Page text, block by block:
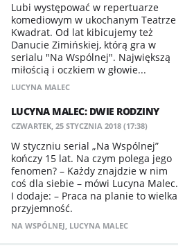
Lubi występować w repertuarze
komediowym w ukochanym Teatrze
Kwadrat. Od lat kibicujemy też
Danucie Zimińskiej, którą gra w
serialu "Na Wspólnej". Największą
miłością i oczkiem w głowie...
LUCYNA MALEC
LUCYNA MALEC: DWIE RODZINY
CZWARTEK, 25 STYCZNIA 2018 (17:38)
W styczniu serial „Na Wspólnej”
kończy 15 lat. Na czym polega jego
fenomen? – Każdy znajdzie w nim
coś dla siebie – mówi Lucyna Malec.
I dodaje: – Praca na planie to wielka
przyjemność.
NA WSPÓLNEJ, LUCYNA MALEC